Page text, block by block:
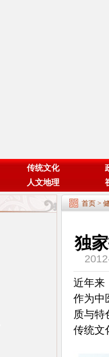
传统文化
人文地理
首页>
独
近年来
作为中
质与特
传统文